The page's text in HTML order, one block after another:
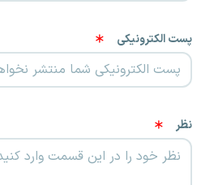
پست الکترونیکی
نظر